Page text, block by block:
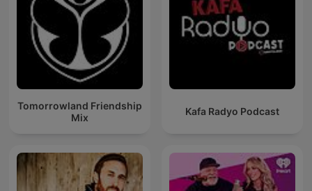
Tomorrowland Friendship
Mix
Kafa Radyo Podcast